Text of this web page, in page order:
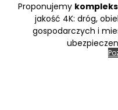
Proponujemy
jakość 4K: dróg,
gospodarczych i